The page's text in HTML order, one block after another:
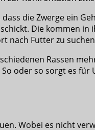
die Zwerge ein
Die kommen
nach Futter zu
Rassen
oder so sorgt es
Wobei es nicht